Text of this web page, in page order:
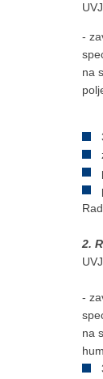
-
na
2.
-
na